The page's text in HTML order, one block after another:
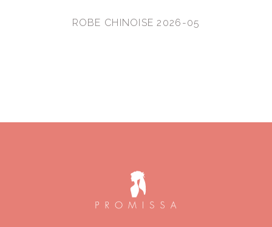
ROBE CHINOISE 2026-05